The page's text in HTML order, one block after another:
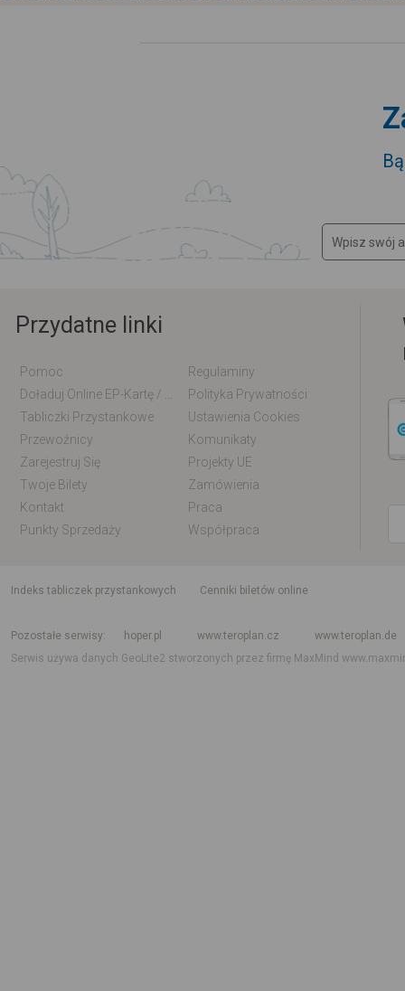
Przydatne linki
Pomoc
Regulaminy
Polityka Prywatności
Tabliczki Przystankowe
Ustawienia Cookies
Przewoźnicy
Komunikaty
Zarejestruj Się
Projekty UE
Twoje Bilety
Zamówienia
Kontakt
Praca
Punkty Sprzedaży
Współpraca
indeks tabliczek przystankowych
Cenniki biletów online
Pozostałe serwisy
hoper.pl www.teroplan.cz
www.teroplan.de
Serwis używa danych GeoLite2 stworzonych przez firmę MaxMind